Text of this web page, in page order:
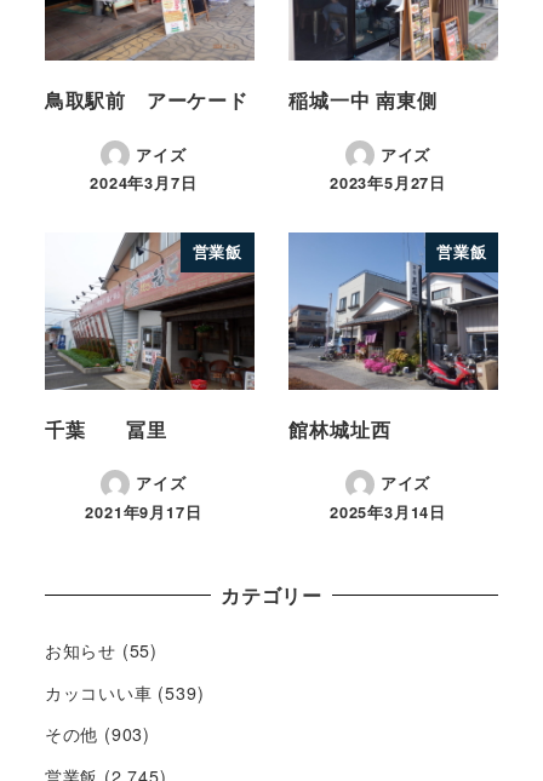
鳥取駅前 アーケード
アイズ
2024年3月7日
稲城一中 南東側
アイズ
2023年5月27日
営業飯
千葉 冨里
アイズ
2021年9月17日
営業飯
館林城址西
アイズ
2025年3月14日
カテゴリー
お知らせ (55)
カッコいい車 (539)
その他 (903)
営業飯 (2,745)